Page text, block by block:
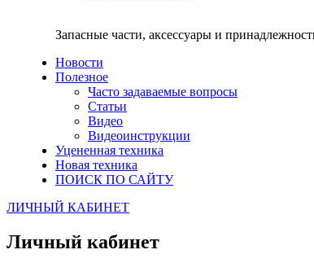
Запасные части, аксессуары и
Новости
Полезное
Часто задаваемые вопросы
Статьи
Видео
Видеоинструкции
Уцененная техника
Новая техника
ПОИСК ПО САЙТУ
ЛИЧНЫЙ КАБИНЕТ
Личный кабинет